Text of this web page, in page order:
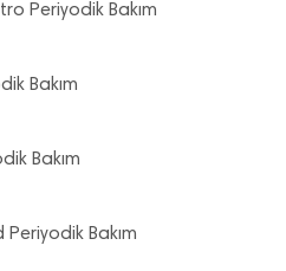
Periyodik Bakım
Bakım
Bakım
Bakım